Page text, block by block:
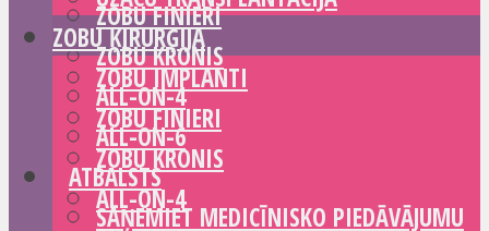
ZOBU FINIERI
ZOBU KRONIS
ALL-ON-4
ALL-ON-6
ATBALSTS
SAŅEMIET MEDICĪNISKO PIEDĀVĀJUMU
ZOBU ĶIRURĢIJA
ZOBU IMPLANTI
ZOBU FINIERI
ZOBU KRONIS
ALL-ON-4